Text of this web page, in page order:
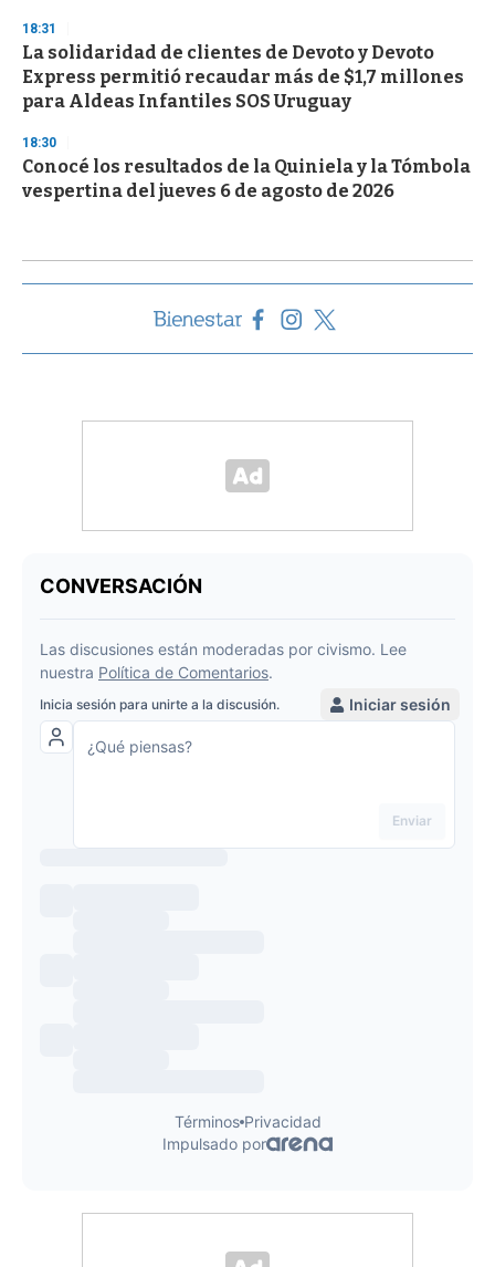
18:31
La solidaridad de clientes de Devoto y Devoto
Express permitió recaudar más de $1,7 millones
para Aldeas Infantiles SOS Uruguay
18:30
Conocé los resultados de la Quiniela y la Tómbola
vespertina del jueves 6 de agosto de 2026